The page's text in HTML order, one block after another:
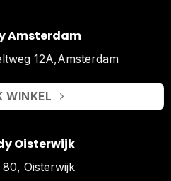
Amsterdam
12A,Amsterdam
WINKEL
Oisterwijk
Oisterwijk